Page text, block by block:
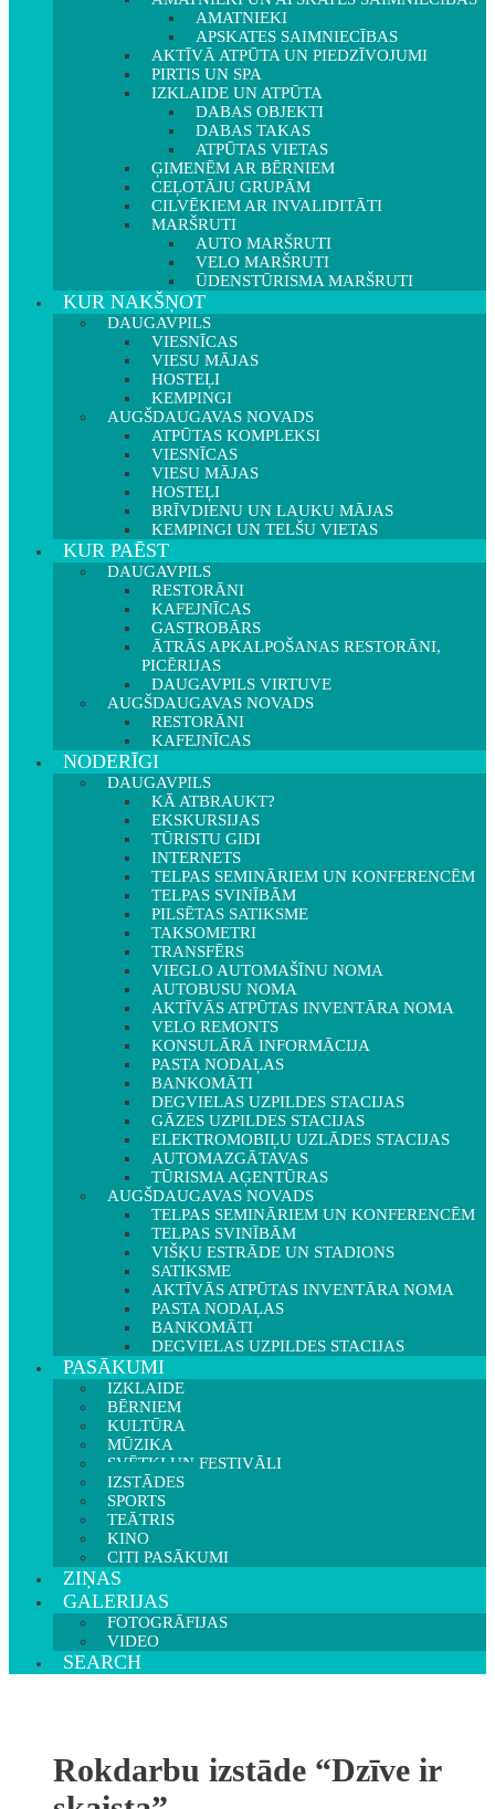
AMATNIEKI
APSKATES SAIMNIECĪBAS
AKTĪVĀ ATPŪTA UN PIEDZĪVOJUMI
PIRTIS UN SPA
IZKLAIDE UN ATPŪTA
DABAS OBJEKTI
DABAS TAKAS
ATPŪTAS VIETAS
ĢIMENĒM AR BĒRNIEM
CEĻOTĀJU GRUPĀM
CILVĒKIEM AR INVALIDITĀTI
MARŠRUTI
AUTO MARŠRUTI
VELO MARŠRUTI
ŪDENSTŪRISMA MARŠRUTI
KUR NAKŠŅOT
DAUGAVPILS
VIESNĪCAS
VIESU MĀJAS
HOSTEĻI
KEMPINGI
AUGŠDAUGAVAS NOVADS
ATPŪTAS KOMPLEKSI
VIESNĪCAS
VIESU MĀJAS
HOSTEĻI
BRĪVDIENU UN LAUKU MĀJAS
KEMPINGI UN TELŠU VIETAS
KUR PAĒST
DAUGAVPILS
RESTORĀNI
KAFEJNĪCAS
GASTROBĀRS
ĀTRĀS APKALPOŠANAS RESTORĀNI,
PICĒRIJAS
DAUGAVPILS VIRTUVE
AUGŠDAUGAVAS NOVADS
RESTORĀNI
KAFEJNĪCAS
NODERĪGI
DAUGAVPILS
KĀ ATBRAUKT?
EKSKURSIJAS
TŪRISTU GIDI
INTERNETS
TELPAS SEMINĀRIEM UN KONFERENCĒM
TELPAS SVINĪBĀM
PILSĒTAS SATIKSME
TAKSOMETRI
TRANSFĒRS
VIEGLO AUTOMAŠĪNU NOMA
AUTOBUSU NOMA
AKTĪVĀS ATPŪTAS INVENTĀRA NOMA
VELO REMONTS
KONSULĀRĀ INFORMĀCIJA
PASTA NODAĻAS
BANKOMĀTI
DEGVIELAS UZPILDES STACIJAS
GĀZES UZPILDES STACIJAS
ELEKTROMOBIĻU UZLĀDES STACIJAS
AUTOMAZGĀTAVAS
TŪRISMA AĢENTŪRAS
AUGŠDAUGAVAS NOVADS
TELPAS SEMINĀRIEM UN KONFERENCĒM
TELPAS SVINĪBĀM
VIŠĶU ESTRĀDE UN STADIONS
SATIKSME
AKTĪVĀS ATPŪTAS INVENTĀRA NOMA
PASTA NODAĻAS
BANKOMĀTI
DEGVIELAS UZPILDES STACIJAS
PASĀKUMI
IZKLAIDE
BĒRNIEM
KULTŪRA
MŪZIKA
SVĒTKI UN FESTIVĀLI
IZSTĀDES
SPORTS
TEĀTRIS
KINO
CITI PASĀKUMI
ZIŅAS
GALERIJAS
FOTOGRĀFIJAS
VIDEO
SEARCH
Rokdarbu izstāde “Dzīve ir